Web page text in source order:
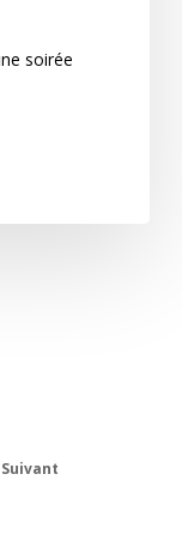
soirée
Suivant